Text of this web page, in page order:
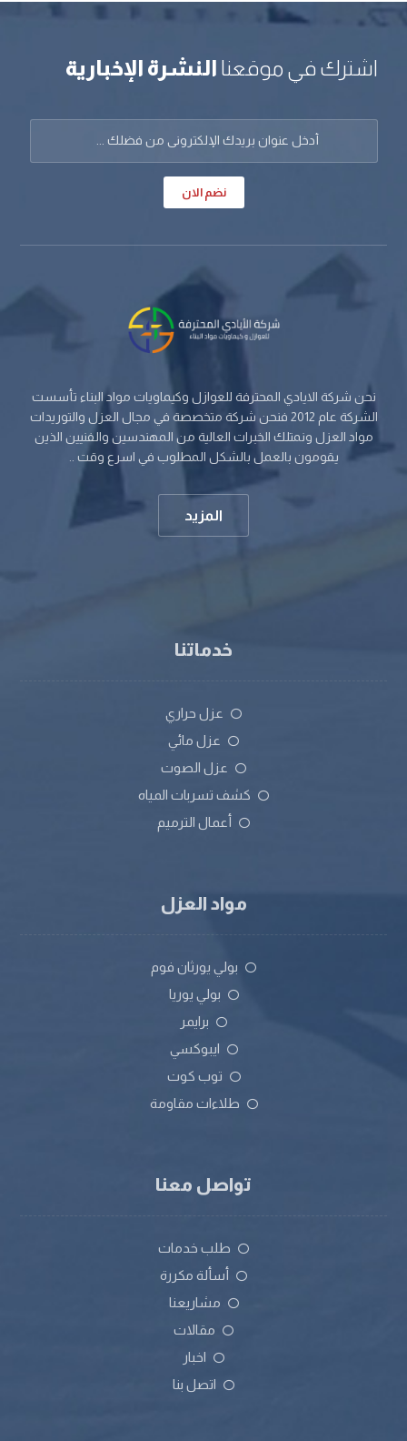
اشترك في موقعنا النشرة الإخبارية
نضم الان
نحن شركة الايادي المحترفة للعوازل وكيماويات مواد البناء تأسست
الشركة عام 2012 فنحن شركة متخصصة في مجال العزل والتوريدات
مواد العزل ونمتلك الخبرات العالية من المهندسين والفنيين الذين
يقومون بالعمل بالشكل المطلوب في اسرع وقت ..
المزيد
خدماتنا
عزل حراري
عزل مائي
عزل الصوت
كشف تسربات المياه
أعمال الترميم
مواد العزل
بولي يورثان فوم
بولي يوريا
برايمر
ايبوكسي
توب كوت
طلاءات مقاومة
تواصل معنا
طلب خدمات
أسألة مكررة
مشاريعنا
مقالات
اخبار
اتصل بنا